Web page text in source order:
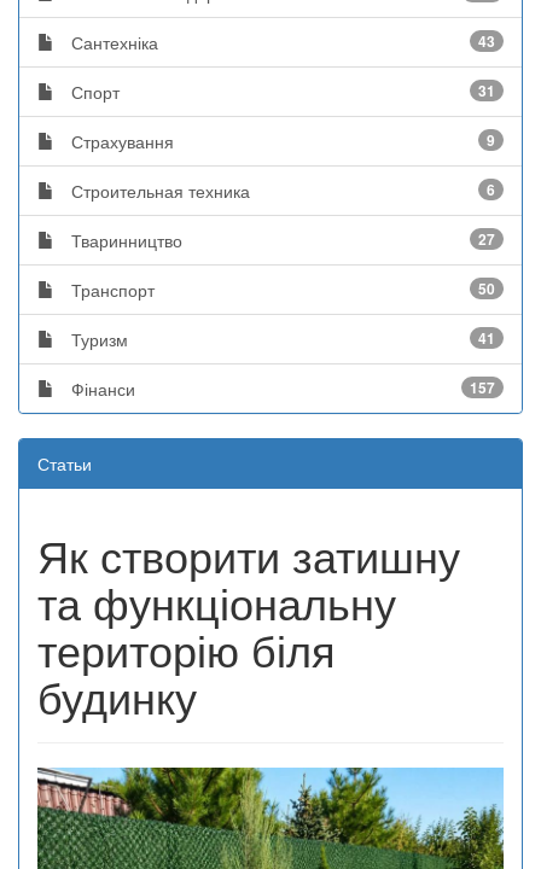
Сантехніка 43
Спорт 31
Страхування 9
Строительная техника 6
Тваринництво 27
Транспорт 50
Туризм 41
Фінанси 157
Статьи
Як створити затишну
та функціональну
територію біля
будинку